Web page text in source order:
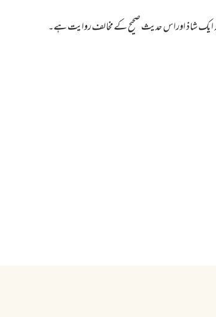
شاذ اوراس حدیث صحیح کے مخالف روایت ہے۔